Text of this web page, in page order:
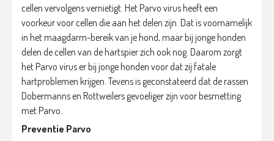
cellen vervolgens vernietigt. Het Parvo virus heeft een
voorkeur voor cellen die aan het delen zijn. Dat is voornamelijk
in het maagdarm-bereik van je hond, maar bij jonge honden
delen de cellen van de hartspier zich ook nog. Daarom zorgt
het Parvo virus er bij jonge honden voor dat zij fatale
hartproblemen krijgen. Tevens is geconstateerd dat de rassen
Dobermanns en Rottweilers gevoeliger zijn voor besmetting
met Parvo.
Preventie Parvo